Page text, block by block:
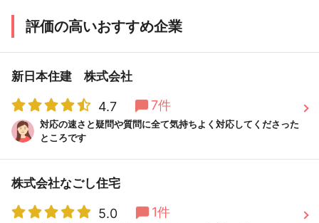
評価の高いおすすめ企業
新日本住建 株式会社
4.7 7件
対応の速さと疑問や質問に全て気持ちよく対応してくださった
ところです
株式会社なごし住宅
5.0 1件